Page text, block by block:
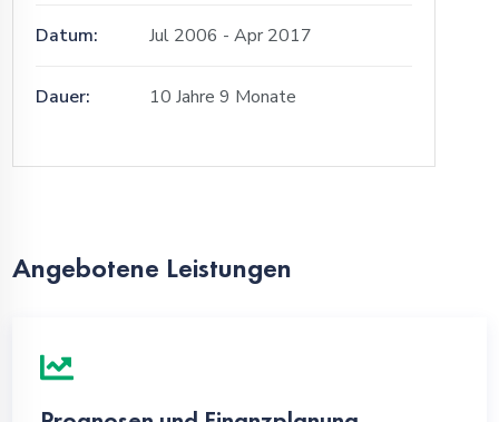
Datum: Jul 2006 - Apr 2017
Dauer: 10 Jahre 9 Monate
Angebotene Leistungen